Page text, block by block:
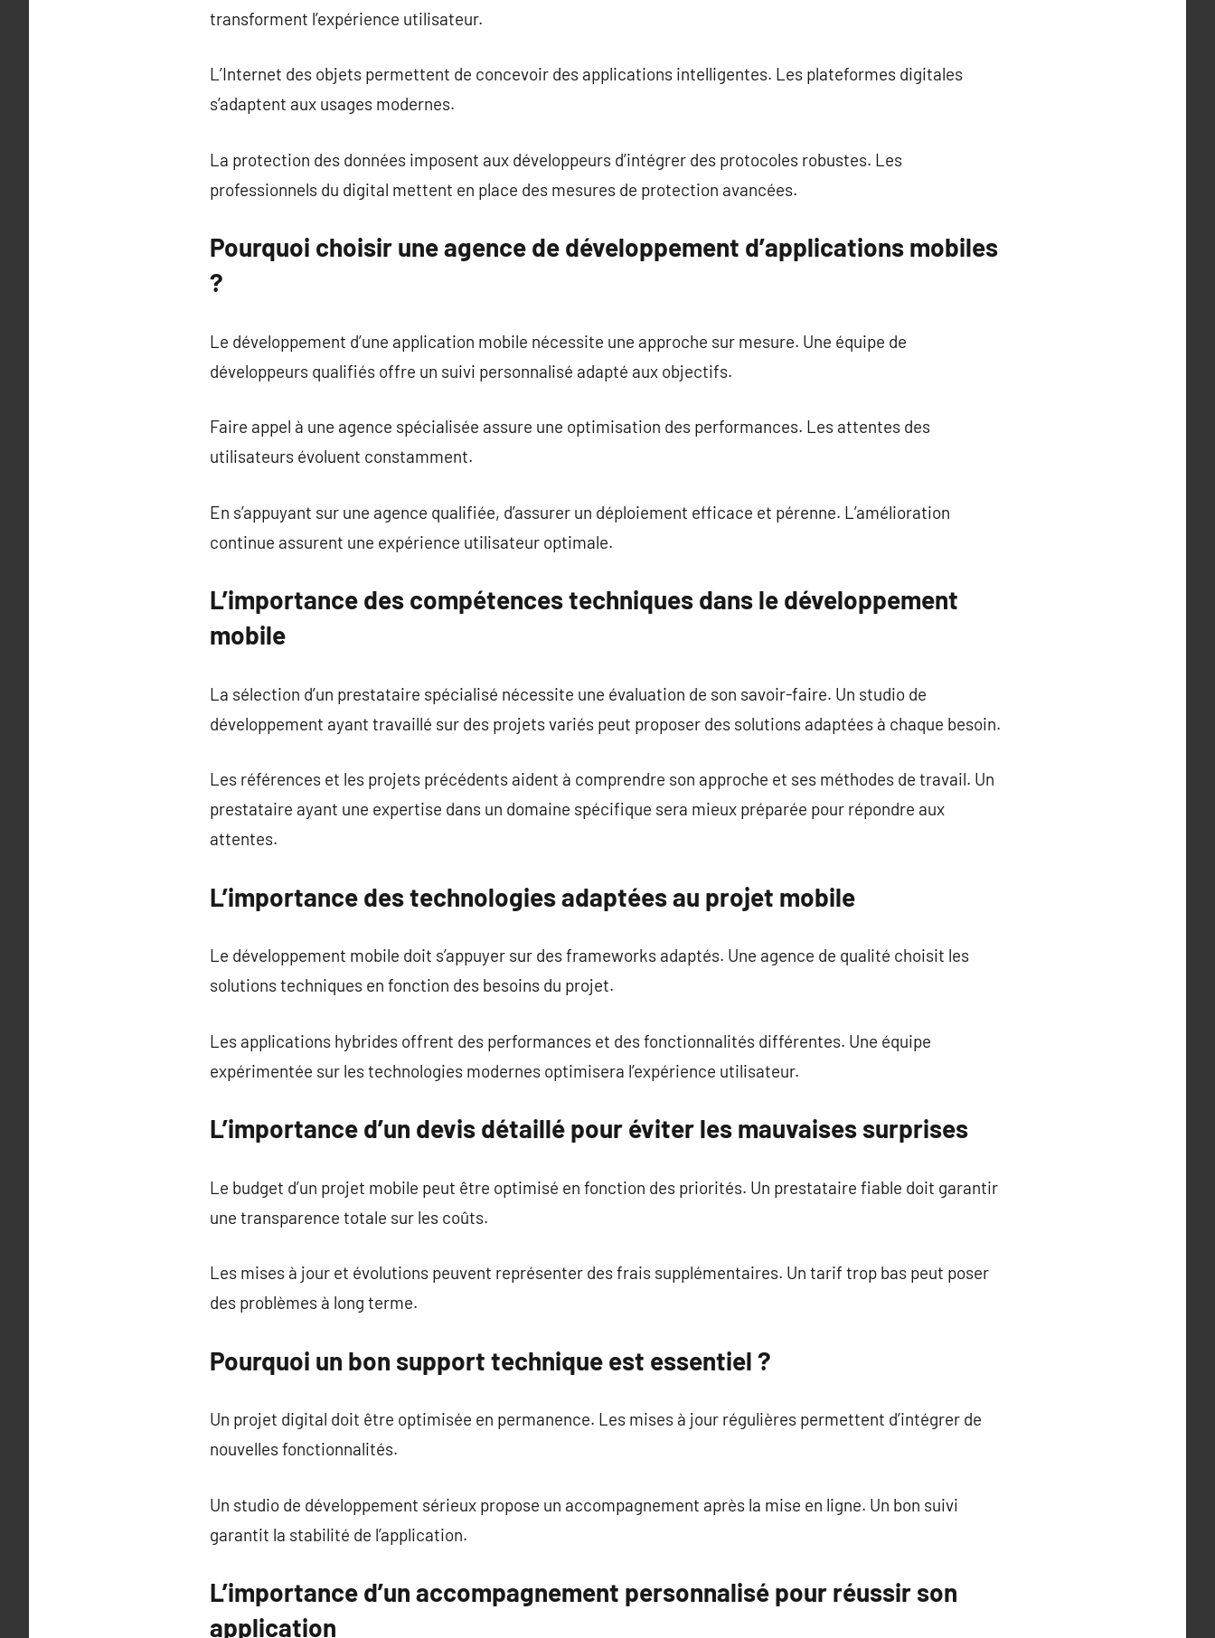
transforment l’expérience utilisateur.
L’Internet des objets permettent de concevoir des applications intelligentes. Les plateformes digitales
s’adaptent aux usages modernes.
La protection des données imposent aux développeurs d’intégrer des protocoles robustes. Les
professionnels du digital mettent en place des mesures de protection avancées.
Pourquoi choisir une agence de développement d’applications mobiles
?
Le développement d’une application mobile nécessite une approche sur mesure. Une équipe de
développeurs qualifiés offre un suivi personnalisé adapté aux objectifs.
Faire appel à une agence spécialisée assure une optimisation des performances. Les attentes des
utilisateurs évoluent constamment.
En s’appuyant sur une agence qualifiée, d’assurer un déploiement efficace et pérenne. L’amélioration
continue assurent une expérience utilisateur optimale.
L’importance des compétences techniques dans le développement
mobile
La sélection d’un prestataire spécialisé nécessite une évaluation de son savoir-faire. Un studio de
développement ayant travaillé sur des projets variés peut proposer des solutions adaptées à chaque besoin.
Les références et les projets précédents aident à comprendre son approche et ses méthodes de travail. Un
prestataire ayant une expertise dans un domaine spécifique sera mieux préparée pour répondre aux
attentes.
L’importance des technologies adaptées au projet mobile
Le développement mobile doit s’appuyer sur des frameworks adaptés. Une agence de qualité choisit les
solutions techniques en fonction des besoins du projet.
Les applications hybrides offrent des performances et des fonctionnalités différentes. Une équipe
expérimentée sur les technologies modernes optimisera l’expérience utilisateur.
L’importance d’un devis détaillé pour éviter les mauvaises surprises
Le budget d’un projet mobile peut être optimisé en fonction des priorités. Un prestataire fiable doit garantir
une transparence totale sur les coûts.
Les mises à jour et évolutions peuvent représenter des frais supplémentaires. Un tarif trop bas peut poser
des problèmes à long terme.
Pourquoi un bon support technique est essentiel ?
Un projet digital doit être optimisée en permanence. Les mises à jour régulières permettent d’intégrer de
nouvelles fonctionnalités.
Un studio de développement sérieux propose un accompagnement après la mise en ligne. Un bon suivi
garantit la stabilité de l’application.
L’importance d’un accompagnement personnalisé pour réussir son
application